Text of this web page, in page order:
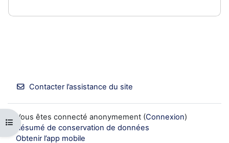
Ouvrir l’index du cours
Contacter l’assistance du site
Vous êtes connecté anonymement (Connexion)
Résumé de conservation de données
Obtenir l’app mobile